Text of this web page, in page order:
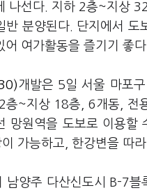
나선다. 지하 2층~지상
분양된다. 단지에서 도
어 여가활동을 즐기기 좋다.
개발은 5일 서울 마포
층~지상 18층, 6개동,
망원역을 도보로 이용할
가능하고, 한강변을 따
남양주 다산신도시 B-7